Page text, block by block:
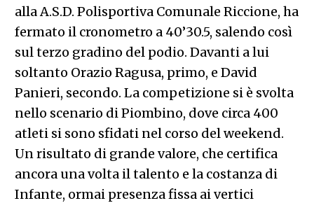
alla A.S.D. Polisportiva Comunale Riccione, ha
fermato il cronometro a 40’30.5, salendo così
sul terzo gradino del podio. Davanti a lui
soltanto Orazio Ragusa, primo, e David
Panieri, secondo. La competizione si è svolta
nello scenario di Piombino, dove circa 400
atleti si sono sfidati nel corso del weekend.
Un risultato di grande valore, che certifica
ancora una volta il talento e la costanza di
Infante, ormai presenza fissa ai vertici